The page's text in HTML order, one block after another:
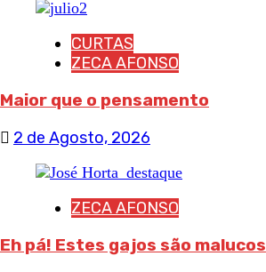
CURTAS
ZECA AFONSO
Maior que o pensamento
2 de Agosto, 2026
ZECA AFONSO
Eh pá! Estes gajos são malucos